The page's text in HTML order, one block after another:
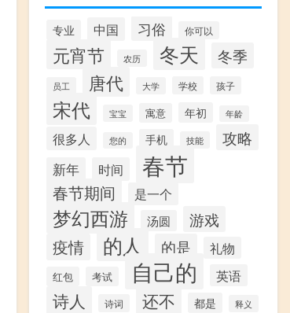
专业 中国 习俗 你可以
元宵节 农历 冬天 冬季
员工 唐代 大学 学校 孩子
宋代 宝宝 寓意 年初 年龄
很多人 您的 手机 技能 攻略
新年 时间 春节
春节期间 是一个
梦幻西游 汤圆 游戏
疫情 的人 的是 礼物
红包 考试 自己的 英语
诗人 诗词 还不 都是 释义